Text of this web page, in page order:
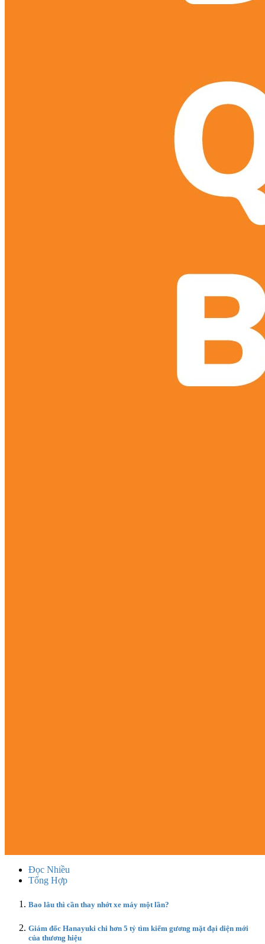
Đọc Nhiều
Tổng Hợp
Bao lâu thì cần thay nhớt xe máy một lần?
Giám đốc Hanayuki chi hơn 5 tỷ tìm kiếm gương mặt đại diện mới
của thương hiệu